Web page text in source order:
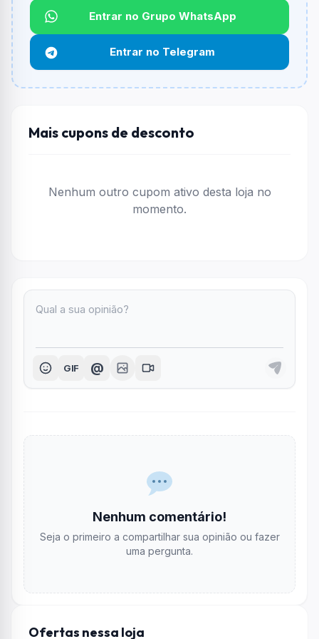
Funciona em qualquer produto?
Não necessariamente. Depende de itens participantes
e alguns vendedores ou produtos especificos podem
não aceitar cupons.
Entrar no Grupo WhatsApp
Entrar no Telegram
Mais cupons de desconto
Nenhum outro cupom ativo desta loja no
momento.
GIF @
Nenhum comentário!
Seja o primeiro a compartilhar sua opinião ou fazer
uma pergunta.
Ofertas nessa loja